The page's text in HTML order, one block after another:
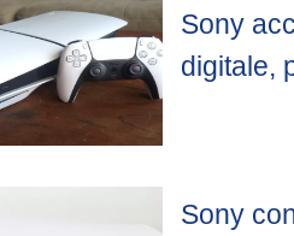
Sony
digitale,
Sony